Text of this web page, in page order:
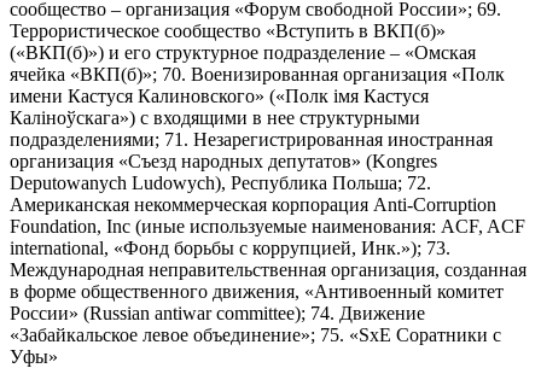
сообщество – организация «Форум свободной России»; 69.
Террористическое сообщество «Вступить в ВКП(б)»
(«ВКП(б)») и его структурное подразделение – «Омская
ячейка «ВКП(б)»; 70. Военизированная организация «Полк
имени Кастуся Калиновского» («Полк iмя Кастуся
Калiноўскага») с входящими в нее структурными
подразделениями; 71. Незарегистрированная иностранная
организация «Съезд народных депутатов» (Kongres
Deputowanych Ludowych), Республика Польша; 72.
Американская некоммерческая корпорация Anti-Corruption
Foundation, Inc (иные используемые наименования: ACF, ACF
international, «Фонд борьбы с коррупцией, Инк.»); 73.
Международная неправительственная организация, созданная
в форме общественного движения, «Антивоенный комитет
России» (Russian antiwar committee); 74. Движение
«Забайкальское левое объединение»; 75. «SxE Соратники с
Уфы»